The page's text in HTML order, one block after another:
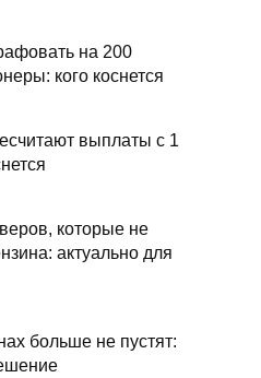
на 200
кого коснется
выплаты с 1
которые не
актуально для
больше не пустят: